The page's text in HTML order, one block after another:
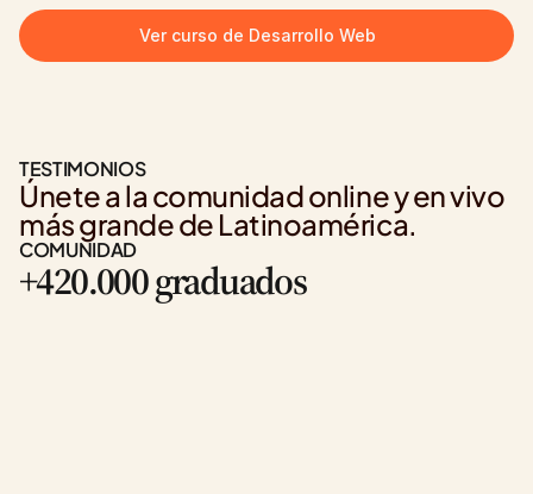
Ver curso de Desarrollo Web
TESTIMONIOS
Únete a la comunidad online y en vivo
más grande de Latinoamérica.
COMUNIDAD
+420.000 graduados